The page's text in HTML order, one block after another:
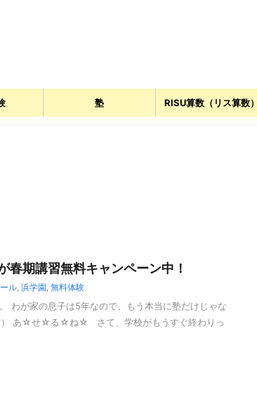
塾 RISU算数（リス算数
春期講習無料キャンペーン中！
ル, 浜学園, 無料体験
わが家の息子は5年なので、もう本当に塾だけじゃな
） あ☆せ☆る☆ね☆ さて、学校がもうすぐ終わりっ